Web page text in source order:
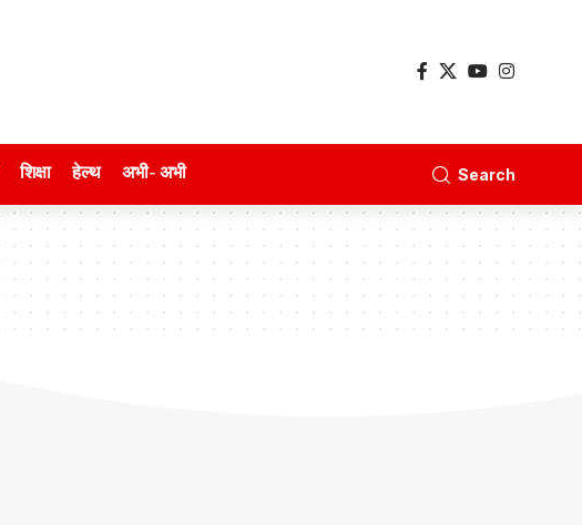
शिक्षा हेल्थ अभी- अभी Search